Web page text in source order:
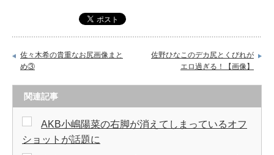
佐々木希の貴重なお尻画像まと
め③
佐野ひなこのデカ尻とくびれが
エロ過ぎる！【画像】
関連記事
AKB小嶋陽菜の右脚が消えてしまっているオフ
ショットが話題に